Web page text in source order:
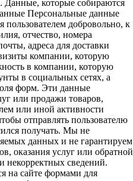
Данные, которые собираются
Персональные данные
добровольно, к
отчество, номера
адреса для доставки
компании, которую
в компании, которую
в социальных сетях, а
форм. Эти данные
или продажи товаров,
или иной активности
отправлять пользователю
получать. Мы не
данных и не гарантируем
оказания услуг или обратной
некорректных сведений.
на сайте формами для